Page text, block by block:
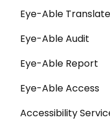
Installation |
Konfiguration |
Nutzung &
Datenschutz |
Allgemeine
Installation |
Nutzung &
Website-Modul |
Eye-Able Translate
Allgemeine
Website-Modul |
Installation |
Nutzung &
Eye-Able Audit
Allgemeine
Installation | Audit
Nutzung &
Eye-Able Report
Allgemeine
Erste Schritte |
Eye-Able Access
Allgemeine
Accessibility